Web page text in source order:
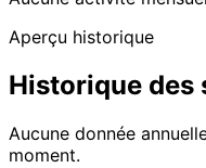
Aperçu historique
Historique des
Aucune donnée
moment.